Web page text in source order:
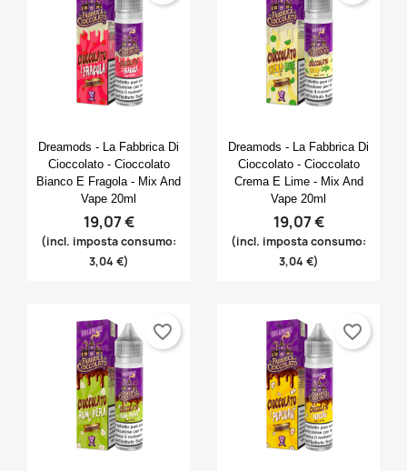
Anteprima
Dreamods - La Fabbrica Di
Cioccolato - Cioccolato
Bianco E Fragola - Mix And
Vape 20ml
19,07 €
(incl. imposta consumo:
3,04 €)
Anteprima
Dreamods - La Fabbrica Di
Cioccolato - Cioccolato
Crema E Lime - Mix And
Vape 20ml
19,07 €
(incl. imposta consumo:
3,04 €)
favorite_border favorite_border